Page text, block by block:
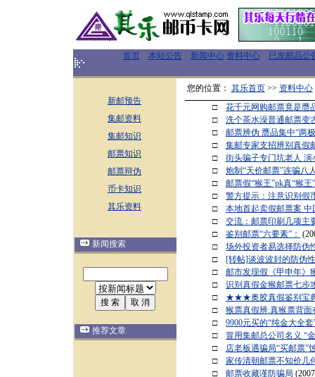
首页 本站公告 新闻中心 资料中心 已发邮品公
新邮预告
集邮资料
集邮知识
邮票知识
邮票辩伪
币卡知识
其乐资料
新闻搜索
推荐文章
您的位置： 其乐首页>> 资料中心
□ 花千元网购邮票竟是赝
□ 洗个茶水澡普通邮票变
□ 邮票辨伪 赝品集中“两
□ 集邮专家支招辨别真假
□ 街头骗子专门坑老人
□ 炮制“天价邮票”连骗八
□ 邮票假“猴王”pk真“猴王”
□ 警方提示：注意识别假
□ 本地首起卖假邮票案 中
□ 交流：邮票印刷几项主
□ 鉴别邮票“六要素”：
□ 场外投资者易选择防伪
□ [转帖]谈波波封的防伪
□ 邮市发现假《甲申年》
□ 识别真假金猴邮票七步
□ ★★★奥胶真假鉴别
□ 猴票真假辨:真猴票背面
□ 9900元买的“纯金大全
□ 冒用集邮总公司名义 “
□ 店老板遇骗局“买邮票”
□ 家传清朝邮票不知价几
□ 邮票收藏谨防骗局